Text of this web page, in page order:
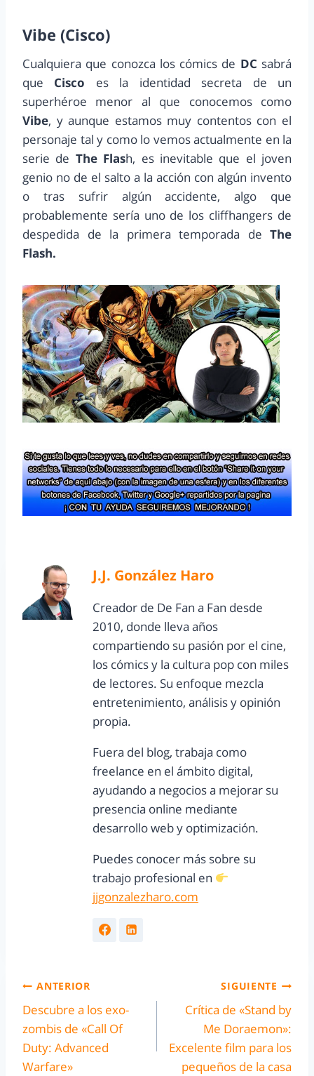
Vibe (Cisco)
Cualquiera que conozca los cómics de DC sabrá
que Cisco es la identidad secreta de un
superhéroe menor al que conocemos como
Vibe, y aunque estamos muy contentos con el
personaje tal y como lo vemos actualmente en la
serie de The Flash, es inevitable que el joven
genio no de el salto a la acción con algún invento
o tras sufrir algún accidente, algo que
probablemente sería uno de los cliffhangers de
despedida de la primera temporada de The
Flash.
J.J. González Haro
Creador de De Fan a Fan desde
2010, donde lleva años
compartiendo su pasión por el cine,
los cómics y la cultura pop con miles
de lectores. Su enfoque mezcla
entretenimiento, análisis y opinión
propia.
Fuera del blog, trabaja como
freelance en el ámbito digital,
ayudando a negocios a mejorar su
presencia online mediante
desarrollo web y optimización.
Puedes conocer más sobre su
trabajo profesional en
jjgonzalezharo.com
ANTERIOR
Descubre a los exo-
zombis de «Call Of
Duty: Advanced
Warfare»
SIGUIENTE
Crítica de «Stand by
Me Doraemon»:
Excelente film para los
pequeños de la casa